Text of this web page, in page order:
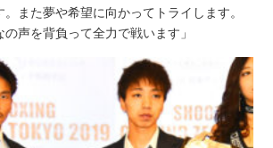
また夢や希望に向かってトライします。
声を背負って全力で戦います」